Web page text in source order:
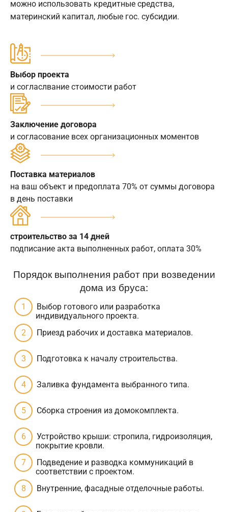
можно использовать кредитные средства,
материнский капитал, любые гос. субсидии.
Выбор проекта
и согласлвание стоимости работ
Заключение договора
и согласование всех организационных моментов
Поставка материалов
на ваш объект и предоплата 70% от суммы договора
в день поставки
строительство за 14 дней
подписание акта выполненных работ, оплата 30%
Порядок выполнения работ при возведении
дома из бруса:
Выбор готового или разработка
индивидуального проекта.
Приезд рабочих и доставка материалов.
Подготовка к началу строительства.
Заливка фундамента выбранного типа.
Сборка строения из домокомплекта.
Устройство крыши: стропила, гидроизоляция,
покрытие кровли.
Подведение и разводка коммуникаций в
соответствии с проектом.
Внутренние, фасадные отделочные работы.